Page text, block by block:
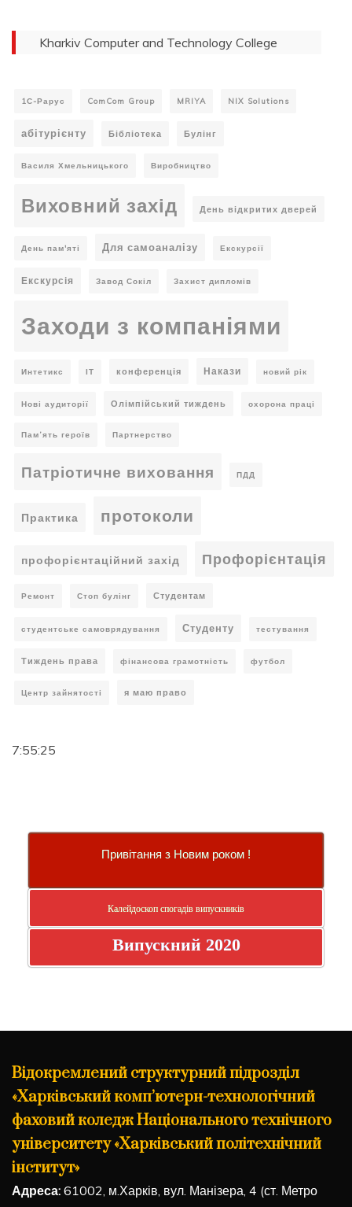
Kharkiv Computer and Technology College
1С-Рарус ComCom Group MRIYA NIX Solutions
абітурієнту Бібліотека Булінг
Василя Хмельницького Виробництво
Виховний захід День відкритих дверей
День пам'яті Для самоаналізу Екскурсії
Екскурсія Завод Сокіл Захист дипломів
Заходи з компаніями
Интетикс ІТ конференція Накази новий рік
Нові аудиторії Олімпійський тиждень охорона праці
Пам’ять героїв Партнерство
Патріотичне виховання ПДД
Практика протоколи
профорієнтаційний захід Профорієнтація
Ремонт Стоп булінг Студентам
студентське самоврядування Студенту тестування
Тиждень права фінансова грамотність футбол
Центр зайнятості я маю право
7:55:26
Привітання з Новим роком !
Калейдоскоп спогадів випускників
Випускний 2020
Відокремлений структурний підрозділ
«Харківський комп’ютерн-технологічний
фаховий коледж Національного технічного
університету «Харківський політехнічний
інститут»
Адреса: 61002, м.Харків, вул. Манізера, 4 (ст. Метро